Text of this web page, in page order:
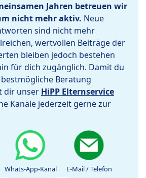
Jahren betreuen wir
nicht mehr aktiv. Neue
sind nicht mehr
wertvollen Beiträge der
bleiben jedoch bestehen
für dich zugänglich. Damit du
Beratung
dir unser HiPP Elternservice
Kanäle jederzeit gerne zur
Whats-App-Kanal E-Mail / Telefon